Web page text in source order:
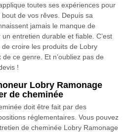
toutes ses expériences pour
de vos rêves. Depuis sa
jamais le manque de
entretien durable et fiable. C’est
croire les produits de Lobry
ce genre. Et n’oubliez pas de
!
Lobry Ramonage
de cheminée
doit être fait par des
réglementaires. Vous pouvez
de cheminée Lobry Ramonage